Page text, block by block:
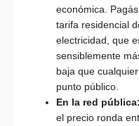
económica.
tarifa residencial
electricidad, que
sensiblemente
baja que cualquier
punto público.
En la red pública:
el precio ronda